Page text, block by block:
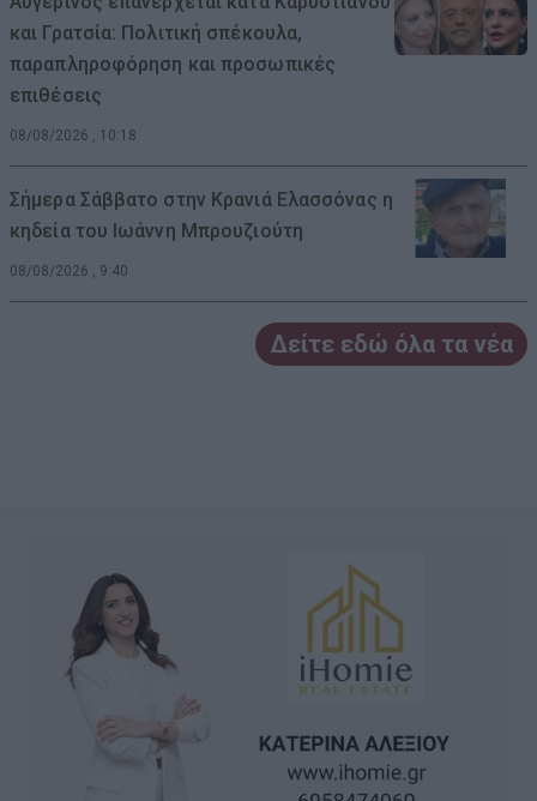
και Γρατσία: Πολιτική σπέκουλα,
παραπληροφόρηση και προσωπικές
επιθέσεις
08/08/2026 , 10:18
Σήμερα Σάββατο στην Κρανιά Ελασσόνας η
κηδεία του Ιωάννη Μπρουζιούτη
08/08/2026 , 9:40
Δείτε εδώ όλα τα νέα